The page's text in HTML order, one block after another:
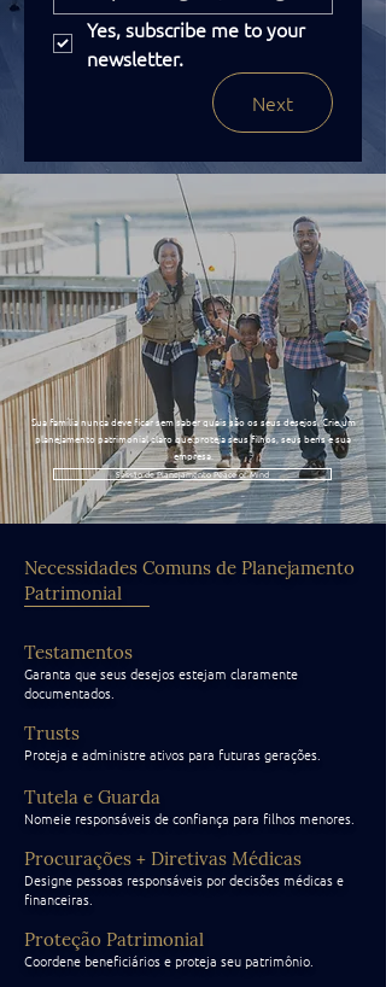
Yes, subscribe me to your
newsletter.
Next
Sua família nunca deve ficar sem saber quais são os seus desejos. Crie um
planejamento patrimonial claro que proteja seus filhos, seus bens e sua
empresa.
Sessão de Planejamento Peace of Mind
Necessidades Comuns de Planejamento
Patrimonial
Testamentos
Garanta que seus desejos estejam claramente
documentados.
Trusts
Proteja e administre ativos para futuras gerações.
Tutela e Guarda
Nomeie responsáveis de confiança para filhos menores.
Procurações + Diretivas Médicas
Designe pessoas responsáveis por decisões médicas e
financeiras.
Proteção Patrimonial
Coordene beneficiários e proteja seu patrimônio.